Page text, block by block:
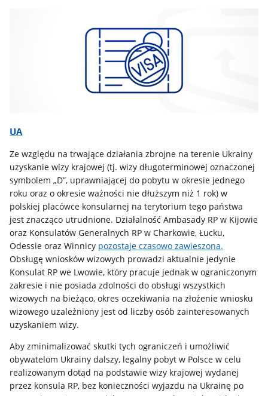
UA
Ze względu na trwające działania zbrojne na terenie Ukrainy
uzyskanie wizy krajowej (tj. wizy długoterminowej oznaczonej
symbolem „D”, uprawniającej do pobytu w okresie jednego
roku oraz o okresie ważności nie dłuższym niż 1 rok) w
polskiej placówce konsularnej na terytorium tego państwa
jest znacząco utrudnione. Działalność Ambasady RP w Kijowie
oraz Konsulatów Generalnych RP w Charkowie, Łucku,
Odessie oraz Winnicy pozostaje czasowo zawieszona.
Obsługę wniosków wizowych prowadzi aktualnie jedynie
Konsulat RP we Lwowie, który pracuje jednak w ograniczonym
zakresie i nie posiada zdolności do obsługi wszystkich
wizowych na bieżąco, okres oczekiwania na złożenie wniosku
wizowego uzależniony jest od liczby osób zainteresowanych
uzyskaniem wizy.
Aby zminimalizować skutki tych ograniczeń i umożliwić
obywatelom Ukrainy dalszy, legalny pobyt w Polsce w celu
realizowanym dotąd na podstawie wizy krajowej wydanej
przez konsula RP, bez konieczności wyjazdu na Ukrainę po